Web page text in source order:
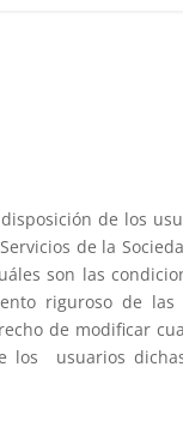
disposición de los
de la
son las
riguroso de
de modificar
usuarios